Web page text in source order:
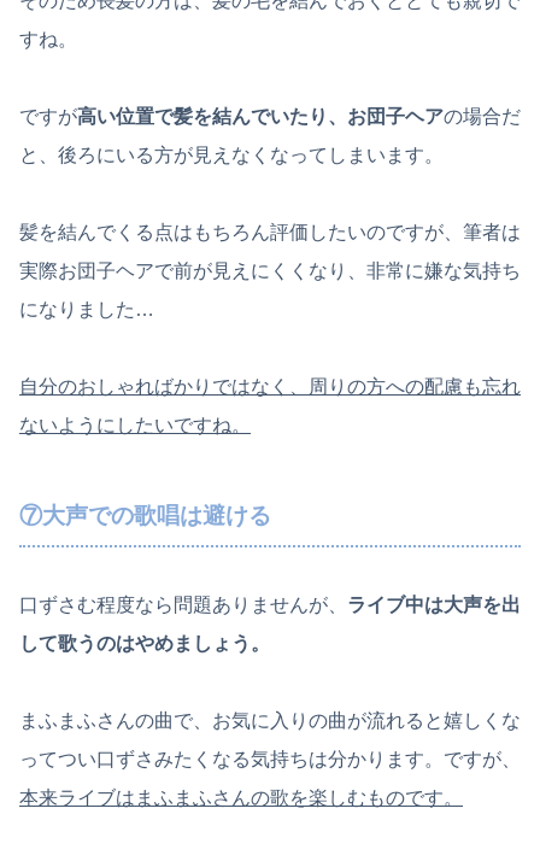
すね。
ですが高い位置で髪を結んでいたり、お団子ヘアの場合だ
と、後ろにいる方が見えなくなってしまいます。
髪を結んでくる点はもちろん評価したいのですが、筆者は
実際お団子ヘアで前が見えにくくなり、非常に嫌な気持ち
になりました…
自分のおしゃればかりではなく、周りの方への配慮も忘れ
ないようにしたいですね。
⑦大声での歌唱は避ける
口ずさむ程度なら問題ありませんが、 ライブ中は大声を出
して歌うのはやめましょう。
まふまふさんの曲で、お気に入りの曲が流れると嬉しくな
ってつい口ずさみたくなる気持ちは分かります。ですが、
本来ライブはまふまふさんの歌を楽しむものです。